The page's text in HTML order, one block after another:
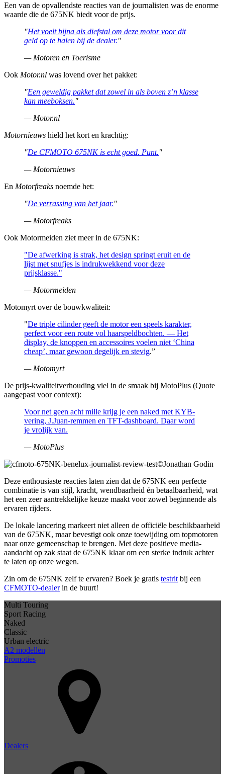
Een van de opvallendste reacties van de journalisten was de enorme
waarde die de 675NK biedt voor de prijs.
"Het voelt bijna als diefstal om deze motor voor dit
geld op te halen bij de dealer."
— Motoren en Toerisme
Ook Motor.nl was lovend over het pakket:
"Een geweldig pakket dat zowel in als boven z’n klasse
kan meeboksen."
— Motor.nl
Motornieuws hield het kort en krachtig:
"De CFMOTO 675NK is echt goed. Punt."
— Motornieuws
En Motorfreaks noemde het:
"De verrassing van het jaar."
— Motorfreaks
Ook Motormeiden ziet meer in de 675NK:
"De afwerking is strak, het design springt eruit en de
lijst met snufjes is indrukwekkend voor deze
prijsklasse."
— Motormeiden
Motomyrt over de bouwkwaliteit:
"De triple cilinder geeft de motor een speels karakter,
perfect voor een route vol haarspeldbochten. — Het
display, de knoppen en accessoires voelen niet ‘China
cheap’, maar gewoon degelijk en stevig.”
— Motomyrt
De prijs-kwaliteitverhouding viel in de smaak bij MotoPlus (Quote
aangepast voor context):
Voor net geen acht mille krijg je een naked met KYB-
vering, J.Juan-remmen en TFT-dashboard. Daar word
je vrolijk van.
— MotoPlus
©Jonathan Godin
Deze enthousiaste reacties laten zien dat de 675NK een perfecte
combinatie is van stijl, kracht, wendbaarheid én betaalbaarheid, wat
het een zeer aantrekkelijke keuze maakt voor zowel beginnende als
ervaren rijders.
De lokale lancering markeert niet alleen de officiële beschikbaarheid
van de 675NK, maar bevestigt ook onze toewijding om topmotoren
naar onze gemeenschap te brengen. Met deze positieve media-
aandacht op zak staat de 675NK klaar om een sterke indruk achter
te laten op onze wegen.
Zin om de 675NK zelf te ervaren? Boek je gratis testrit bij een
CFMOTO-dealerin de buurt!
Multi Touring
Sport Racing
Naked
Classic
Urban electric
A2 modellen
Promoties
Dealers